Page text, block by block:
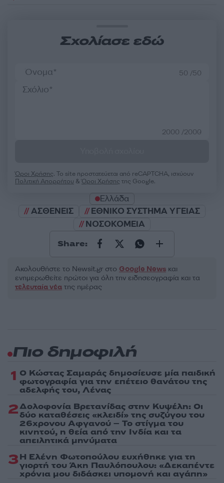
Σχολίασε εδώ
50 /50
2000 /2000
Όροι Χρήσης. Το site προστατεύεται από reCAPTCHA, ισχύουν
Πολιτική Απορρήτου &Όροι Χρήσης της Google.
Ελλάδα
ΑΣΘΕΝΕΙΣ
ΕΘΝΙΚΟ ΣΥΣΤΗΜΑ ΥΓΕΙΑΣ
ΝΟΣΟΚΟΜΕΙΑ
Share:
Ακολουθήστε το Νewsit.gr στο Google News και
ενημερωθείτε πρώτοι για όλη την ειδησεογραφία και τα
τελευταία νέα της ημέρας
Πιο δημοφιλή
1 Ο Κώστας Σαμαράς δημοσίευσε μία παιδική
φωτογραφία για την επέτειο θανάτου της
αδελφής του, Λένας
2Δολοφονία Βρετανίδας στην Κυψέλη: Οι
δύο καταθέσεις «κλειδί» της συζύγου του
26χρονου Αφγανού – Το στίγμα του
κινητού, η θεία από την Ινδία και τα
απειλητικά μηνύματα
3Η Ελένη Φωτοπούλου ευχήθηκε για τη
γιορτή του Άκη Παυλόπουλου: «Δεκαπέντε
χρόνια μου διδάσκει υπομονή και αγάπη»